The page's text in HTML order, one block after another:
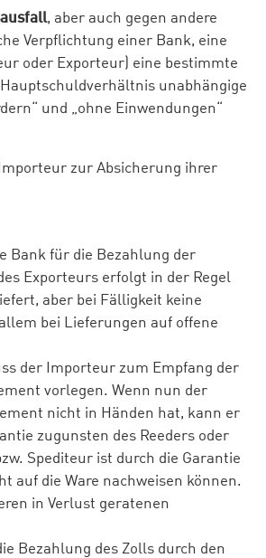
, aber auch gegen andere
Verpflichtung einer Bank, eine
oder Exporteur) eine bestimmte
unabhängige
und „ohne Einwendungen“
zur Absicherung ihrer
Bank für die Bezahlung der
Exporteurs erfolgt in der Regel
aber bei Fälligkeit keine
bei Lieferungen auf offene
der Importeur zum Empfang der
vorlegen. Wenn nun der
nicht in Händen hat, kann er
zugunsten des Reeders oder
Spediteur ist durch die Garantie
auf die Ware nachweisen können.
in Verlust geratenen
Bezahlung des Zolls durch den